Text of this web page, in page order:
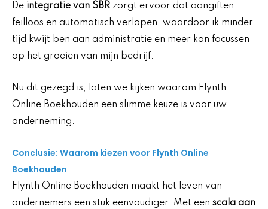
De integratie van SBRzorgt ervoor dat aangiften
feilloos en automatisch verlopen, waardoor ik minder
tijd kwijt ben aan administratie en meer kan focussen
op het groeien van mijn bedrijf.
Nu dit gezegd is, laten we kijken waarom Flynth
Online Boekhouden een slimme keuze is voor uw
onderneming.
Conclusie: Waarom kiezen voor Flynth Online
Boekhouden
Flynth Online Boekhouden maakt het leven van
ondernemers een stuk eenvoudiger. Met een scala aan